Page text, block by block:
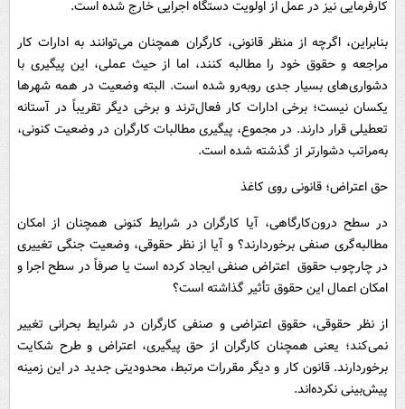
کارفرمایی نیز در عمل از اولویت دستگاه اجرایی خارج شده است.
بنابراین، اگرچه از منظر قانونی، کارگران همچنان می‌توانند به ادارات کار
مراجعه و حقوق خود را مطالبه کنند، اما از حیث عملی، این پیگیری با
دشواری‌های بسیار جدی روبه‌رو شده است. البته وضعیت در همه شهرها
یکسان نیست؛ برخی ادارات کار فعال‌ترند و برخی دیگر تقریباً در آستانه
تعطیلی قرار دارند. در مجموع، پیگیری مطالبات کارگران در وضعیت کنونی،
به‌مراتب دشوارتر از گذشته شده است.
حق اعتراض؛ قانونی روی کاغذ
در سطح درون‌کارگاهی، آیا کارگران در شرایط کنونی همچنان از امکان
مطالبه‌گری صنفی برخوردارند؟ و آیا از نظر حقوقی، وضعیت جنگی تغییری
در چارچوب حقوق اعتراض صنفی ایجاد کرده است یا صرفاً در سطح اجرا و
امکان اعمال این حقوق تأثیر گذاشته است؟
از نظر حقوقی، حقوق اعتراضی و صنفی کارگران در شرایط بحرانی تغییر
نمی‌کند؛ یعنی همچنان کارگران از حق پیگیری، اعتراض و طرح شکایت
برخوردارند. قانون کار و دیگر مقررات مرتبط، محدودیتی جدید در این زمینه
پیش‌بینی نکرده‌اند.